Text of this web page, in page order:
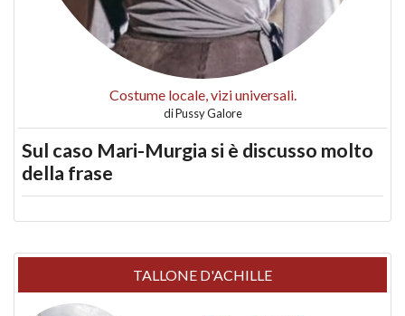
Costume locale, vizi universali.
diPussy Galore
Sul caso Mari-Murgia si è discusso molto
della frase
TALLONE D'ACHILLE